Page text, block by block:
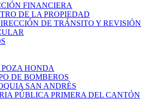
FINANCIERA
DE LA PROPIEDAD
DE TRÁNSITO Y REVISIÓN
POZA HONDA
DE BOMBEROS
SAN ANDRÉS
PÚBLICA PRIMERA DEL CANTÓN